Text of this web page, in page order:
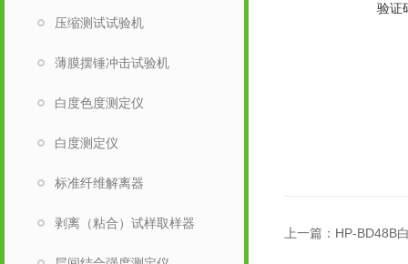
验证
上一篇： HP-BD48B
压缩测试试验机
薄膜摆锤冲击试验机
白度色度测定仪
白度测定仪
标准纤维解离器
剥离（粘合）试样取样器